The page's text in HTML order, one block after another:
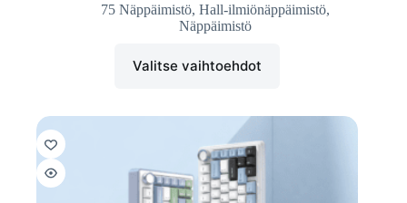
75 Näppäimistö,Hall-ilmiönäppäimistö,
Näppäimistö
Valitse vaihtoehdot